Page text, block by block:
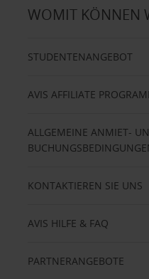
WOMIT KÖNNEN
STUDENTENANGEBOT
AVIS AFFILIATE
ALLGEMEINE ANMIET-
KONTAKTIEREN SIE UNS
AVIS HILFE & FAQ
PARTNERANGEBOTE